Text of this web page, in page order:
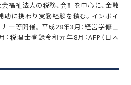
福祉法人の税務、会計を中心に、金融
助に携わり実務経験を積む。インボイ
ー等開催。平成28年3月：経営学修士
：税理士登録令和元年8月：AFP（日本